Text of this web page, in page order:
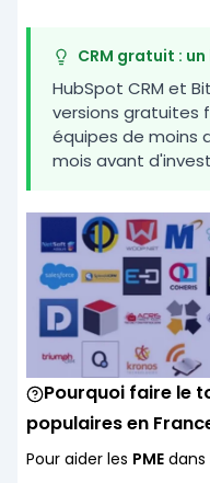
CRM gratuit :
HubSpot CRM et
versions gratuites
équipes de moins
mois avant
Pourquoi faire le
populaires en
Pour aider les PME dans